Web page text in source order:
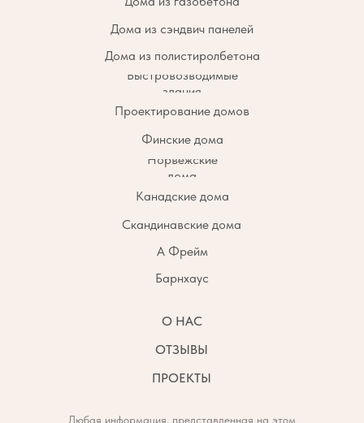
О НАС
ОТЗЫВЫ
Любая информация, представленная на этом
Проектирование домов
ПРОЕКТЫ
Дома из сэндвич панелей
Дома из полистиролбетона
Канадские дома
Скандинавские дома
Норвежские
дома
Финские дома
А Фрейм
Барнхаус
Быстровозводимые
здания